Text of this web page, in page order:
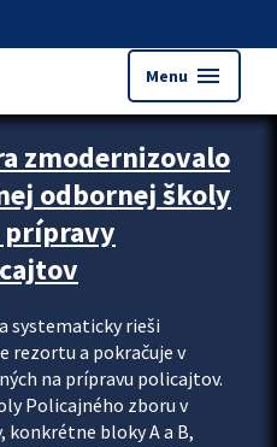
Menu menu
zmodernizovalo
odbornej školy
prípravy
systematicky rieši
rezortu a pokračuje v
na prípravu policajtov.
Policajného zboru v
konkrétne bloky A a B,